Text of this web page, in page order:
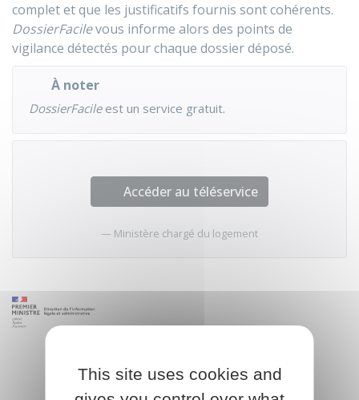
complet et que les justificatifs fournis sont cohérents.
DossierFacilevous informe alors des points de
vigilance détectés pour chaque dossier déposé.
À noter
DossierFacileest un service gratuit.
Accéder au téléservice
Ministère chargé du logement
This site uses cookies and